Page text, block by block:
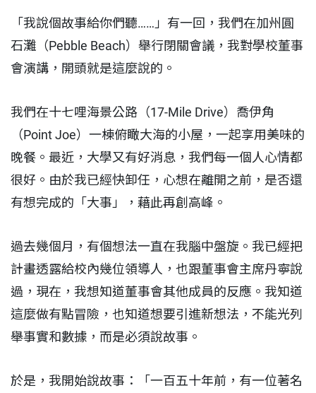
「我說個故事給你們聽……」有一回，我們在加州圓
石灘（Pebble Beach）舉行閉關會議，我對學校董事
會演講，開頭就是這麼說的。
我們在十七哩海景公路（17-Mile Drive）喬伊角
（Point Joe）一棟俯瞰大海的小屋，一起享用美味的
晚餐。最近，大學又有好消息，我們每一個人心情都
很好。由於我已經快卸任，心想在離開之前，是否還
有想完成的「大事」，藉此再創高峰。
過去幾個月，有個想法一直在我腦中盤旋。我已經把
計畫透露給校內幾位領導人，也跟董事會主席丹寧說
過，現在，我想知道董事會其他成員的反應。我知道
這麼做有點冒險，也知道想要引進新想法，不能光列
舉事實和數據，而是必須說故事。
於是，我開始說故事：「一百五十年前，有一位著名